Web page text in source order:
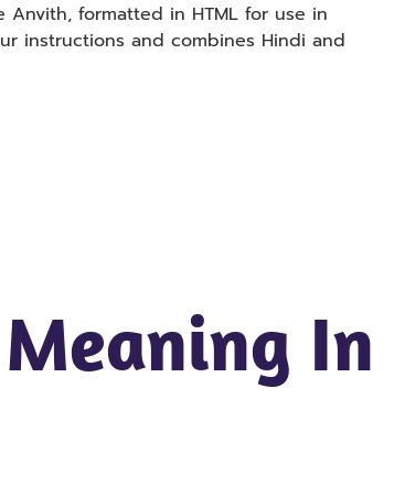
formatted in HTML for use in
instructions and combines Hindi and
In